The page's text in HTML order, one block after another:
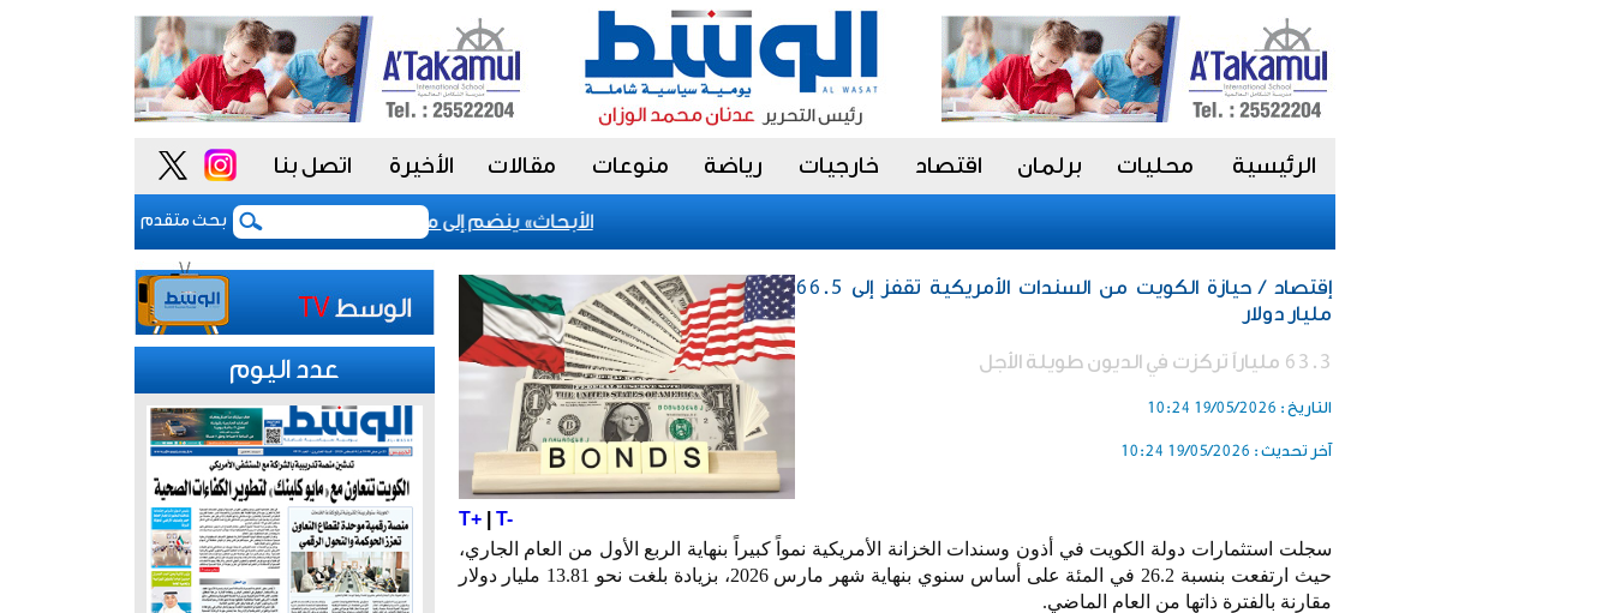
الرئيسية محليات برلمان اقتصاد خارجيات رياضة منوعات مقالات الأخيرة اتصل بنا
بحث متقدم
«الأبحاث» ينضم إلى مشروع «أداء» للسلوك الوظيفي لتعزيز «النزاهة
إقتصاد / حيازة الكويت من السندات الأمريكية تقفز إلى 66.5
مليار دولار
63.3 ملياراً تركزت في الديون طويلة الأجل
التاريخ : 19/05/2026 10:24
آخر تحديث : 19/05/2026 10:24
T+| T-
سجلت استثمارات دولة الكويت في أذون وسندات الخزانة الأمريكية نمواً كبيراً بنهاية الربع الأول من العام الجاري،
حيث ارتفعت بنسبة 26.2 في المئة على أساس سنوي بنهاية شهر مارس 2026، بزيادة بلغت نحو 13.81 مليار دولار
مقارنة بالفترة ذاتها من العام الماضي.
عدد اليوم